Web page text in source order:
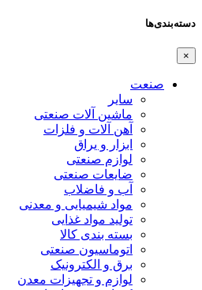
دسته‌بندی‌ها
×
صنعت
سایر
ماشین آلات صنعتی
آهن آلات و فلزات
ابزار و یراق
لوازم صنعتی
ضایعات صنعتی
آب و فاضلاب
مواد شیمیایی و معدنی
تولید مواد غذایی
بسته بندی کالا
اتوماسیون صنعتی
برق و الکترونیک
لوازم و تجهیزات معدن